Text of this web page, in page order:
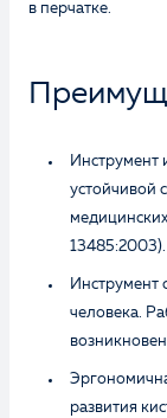
в перчатке.
Инструмент
устойчивой
13485:2003).
Инструмент
человека.
развития